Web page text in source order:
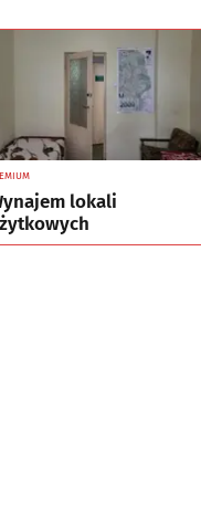
lokali